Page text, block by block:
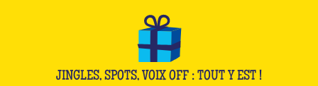
JINGLES, SPOTS, VOIX OFF : TOUT Y EST !